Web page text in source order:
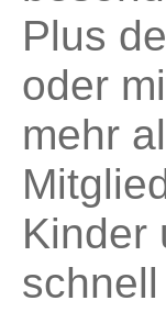
Plus
oder
mehr
Kinder